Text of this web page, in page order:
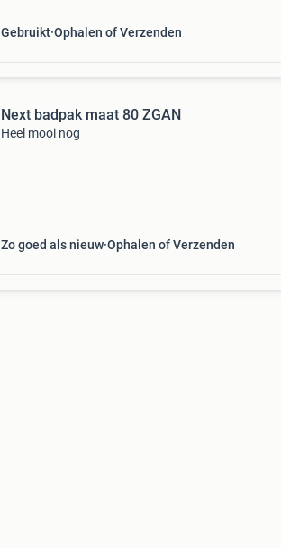
Gebruikt Ophalen of Verzenden
Next badpak maat 80 ZGAN
Heel mooi nog
Zo goed als nieuw Ophalen of Verzenden